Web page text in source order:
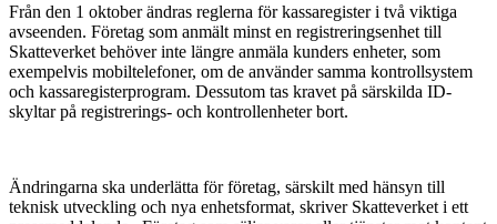
Från den 1 oktober ändras reglerna för kassaregister i två viktiga
avseenden. Företag som anmält minst en registreringsenhet till
Skatteverket behöver inte längre anmäla kunders enheter, som
exempelvis mobiltelefoner, om de använder samma kontrollsystem
och kassaregisterprogram. Dessutom tas kravet på särskilda ID-
skyltar på registrerings- och kontrollenheter bort.
Ändringarna ska underlätta för företag, särskilt med hänsyn till
teknisk utveckling och nya enhetsformat, skriver Skatteverket i ett